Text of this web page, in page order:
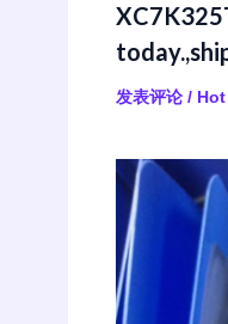
发表评论 /